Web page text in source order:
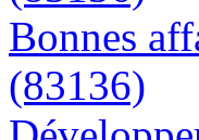
Bonnes
(83136)